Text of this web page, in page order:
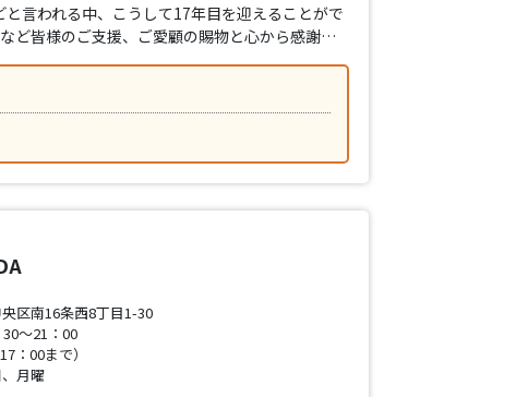
言われる中、こうして17年目を迎えることがで
ど皆様のご支援、ご愛顧の賜物と心から感謝…
区南16条西8丁目1-30
～21：00
：00まで）
月曜